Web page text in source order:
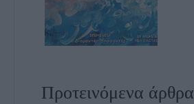
Προτεινόμενα άρθρα